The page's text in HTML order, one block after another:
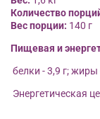
Количество
Вес порции: 140 г
Пищевая и
белки - 3,9 г; жиры
Энергетическая